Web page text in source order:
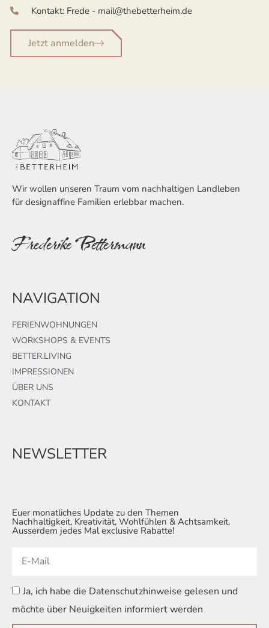
Kontakt: Frede - mail@thebetterheim.de
Jetzt anmelden
Wir wollen unseren Traum vom nachhaltigen Landleben
für designaffine Familien erlebbar machen.
Frederike Bettermann
NAVIGATION
FERIENWOHNUNGEN
WORKSHOPS & EVENTS
BETTER.LIVING
IMPRESSIONEN
ÜBER UNS
KONTAKT
NEWSLETTER
Euer monatliches Update zu den Themen
Nachhaltigkeit, Kreativität, Wohlfühlen & Achtsamkeit.
Ausserdem jedes Mal exclusive Rabatte!
Ja, ich habe die Datenschutzhinweise gelesen und
möchte über Neuigkeiten informiert werden